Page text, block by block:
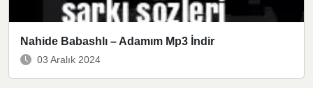
Nahide Babashlı – Adamım Mp3 İndir
03 Aralık 2024